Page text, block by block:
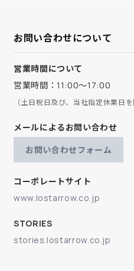
お問い合わせについて
営業時間について
営業時間：11:00～17:00
（土日祝日及び、当社指定休業日
メールによるお問い合わせ
お問い合わせフォーム
コーポレートサイト
www.lostarrow.co.jp
STORIES
stories.lostarrow.co.jp